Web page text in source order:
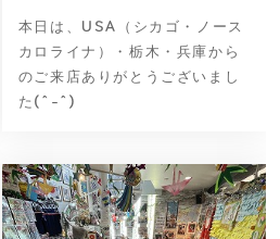
本日は、USA（シカゴ・ノース
カロライナ）・栃木・兵庫から
のご来店ありがとうございまし
た(^-^)